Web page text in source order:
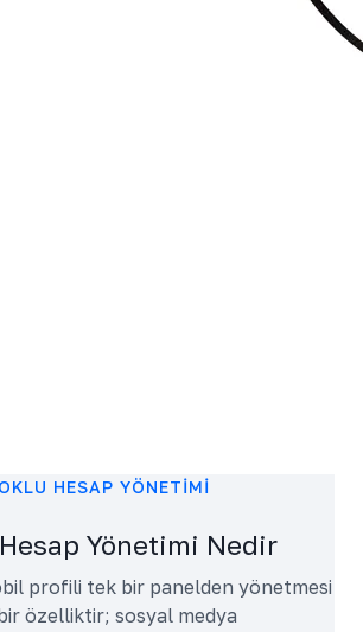
HESAP YÖNETIMI
Yönetimi Nedir
profili tek bir panelden yönetmesi
özelliktir; sosyal medya